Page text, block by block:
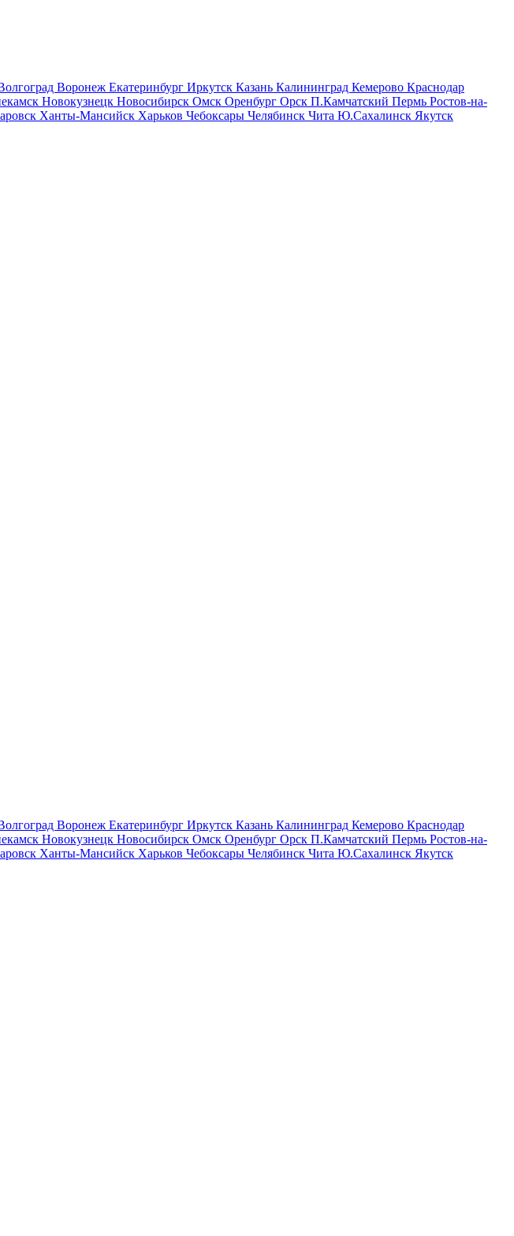
Воронеж Екатеринбург Иркутск Казань Калининград Кемерово Краснодар
Новокузнецк Новосибирск Омск Оренбург Орск П.Камчатский Пермь Ростов-на-
Ханты-Мансийск Харьков Чебоксары Челябинск Чита Ю.Сахалинск Якутск
Воронеж Екатеринбург Иркутск Казань Калининград Кемерово Краснодар
Новокузнецк Новосибирск Омск Оренбург Орск П.Камчатский Пермь Ростов-на-
Ханты-Мансийск Харьков Чебоксары Челябинск Чита Ю.Сахалинск Якутск